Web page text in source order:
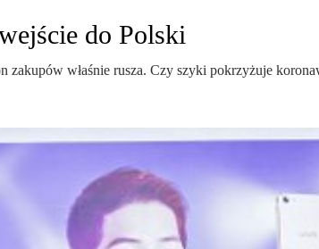
do Polski
właśnie rusza. Czy szyki pokrzyżuje